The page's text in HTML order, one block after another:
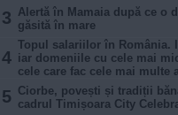
3 Alertă în Mamaia după ce o
găsită în mare
4
Topul salariilor în România.
iar domeniile cu cele mai
cele care fac cele mai multe
5 Ciorbe, povești și tradiții
cadrul Timișoara City